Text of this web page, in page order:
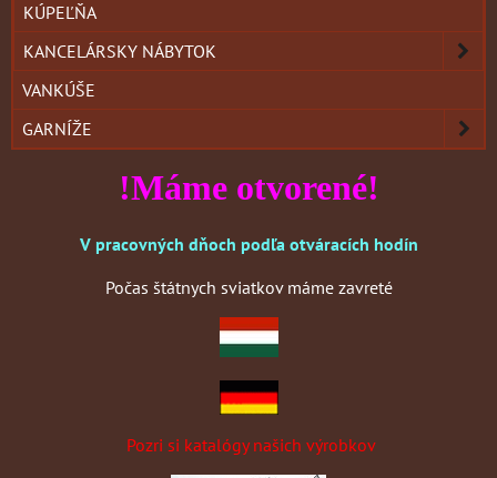
KÚPEĽŇA
KANCELÁRSKY NÁBYTOK
VANKÚŠE
GARNÍŽE
!Máme otvorené!
V pracovných dňoch podľa otváracích hodín
Počas štátnych sviatkov máme zavreté
Pozri si katalógy našich výrobkov